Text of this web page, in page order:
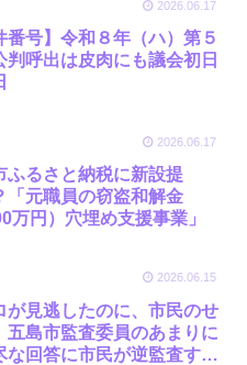
2026.06.17
番号】令和８年（ハ）第５
呼出は皮肉にも議会初日
2026.06.17
ふるさと納税に新設提
「元職員の窃盗和解金
万円）穴埋め支援事業」
2026.06.15
が見逃したのに、市民のせ
五島市監査委員のあまりに
な回答に市民が逆監査する